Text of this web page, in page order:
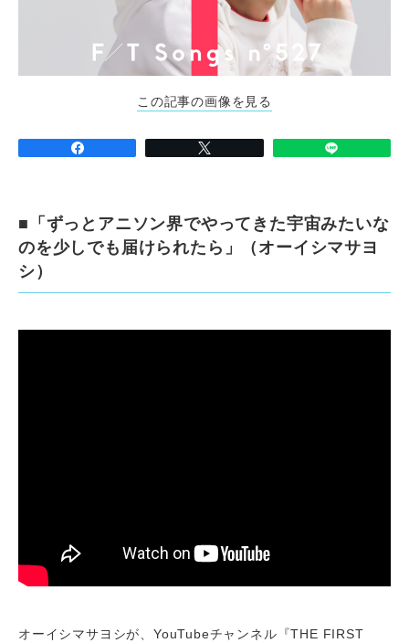
この記事の画像を見る
■「ずっとアニソン界でやってきた宇宙みたいな
のを少しでも届けられたら」（オーイシマサヨ
シ）
オーイシマサヨシが、YouTubeチャンネル『THE FIRST